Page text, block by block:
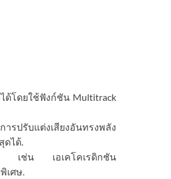
ด้โดยใช้ฟังก์ชัน Multitrack
รปรับแต่งเสียงอันทรงพลัง
ดได้.
ช้ เช่น เอเคโคเรดิกชัน
เศษ.